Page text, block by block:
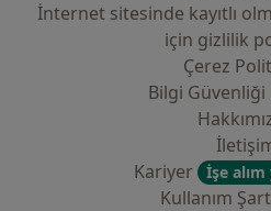
İnternet sitesinde kayıtlı
i̇çin gizlilik
Çerez
Bilgi Güvenliği
Kariyer
İşe alım
Kullanım